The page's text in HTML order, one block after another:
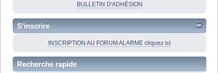
BULLETIN D'ADHÉSION
S'inscrire
INSCRIPTION AU FORUM ALARME cliquez ici
Recherche rapide